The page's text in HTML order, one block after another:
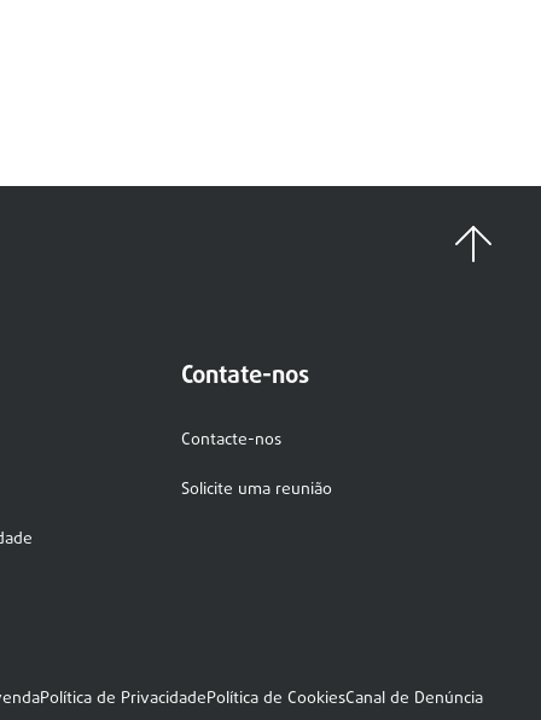
Contate-nos
Contacte-nos
Solicite uma reunião
Política de PrivacidadePolítica de CookiesCanal de Denúncia